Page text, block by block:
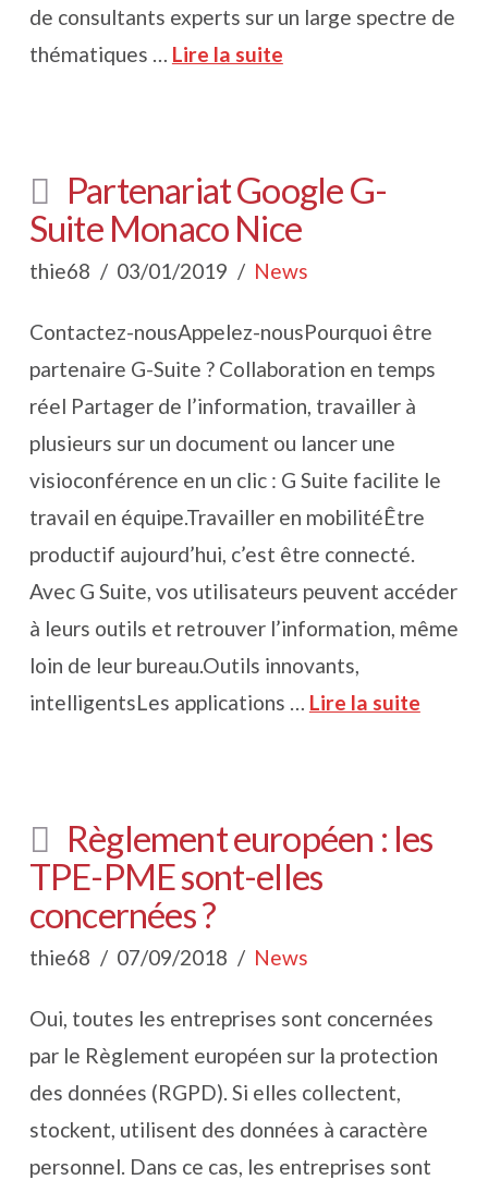
de consultants experts sur un large spectre de
thématiques … Lire la suite
Partenariat Google G-
Suite Monaco Nice
thie68 03/01/2019 News
Contactez-nousAppelez-nousPourquoi être
partenaire G-Suite ? Collaboration en temps
réel Partager de l’information, travailler à
plusieurs sur un document ou lancer une
visioconférence en un clic : G Suite facilite le
travail en équipe.Travailler en mobilitéÊtre
productif aujourd’hui, c’est être connecté.
Avec G Suite, vos utilisateurs peuvent accéder
à leurs outils et retrouver l’information, même
loin de leur bureau.Outils innovants,
intelligentsLes applications … Lire la suite
Règlement européen : les
TPE-PME sont-elles
concernées ?
thie68 07/09/2018 News
Oui, toutes les entreprises sont concernées
par le Règlement européen sur la protection
des données (RGPD). Si elles collectent,
stockent, utilisent des données à caractère
personnel. Dans ce cas, les entreprises sont